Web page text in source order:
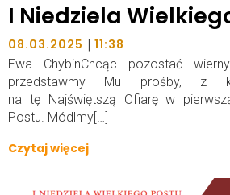
I Niedziela
08.03.2025 | 11:38
Ewa ChybinChcąc pozostać
przedstawmy Mu prośby, z
na tę Najświętszą Ofiarę w
Postu. Módlmy[…]
Czytaj więcej